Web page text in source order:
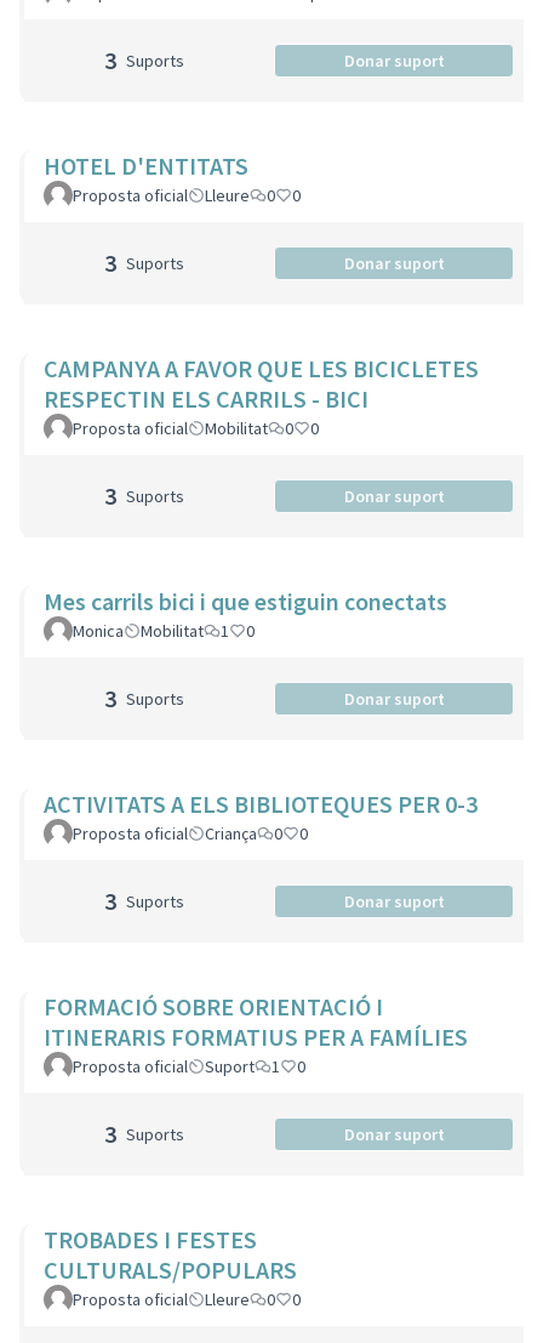
3 Suports Donar suport
HOTEL D'ENTITATS
Proposta oficial Lleure 0 0
3 Suports Donar suport
CAMPANYA A FAVOR QUE LES BICICLETES
RESPECTIN ELS CARRILS - BICI
Proposta oficial Mobilitat 0 0
3 Suports Donar suport
Mes carrils bici i que estiguin conectats
Monica Mobilitat 1 0
3 Suports Donar suport
ACTIVITATS A ELS BIBLIOTEQUES PER 0-3
Proposta oficial Criança 0 0
3 Suports Donar suport
FORMACIÓ SOBRE ORIENTACIÓ I
ITINERARIS FORMATIUS PER A FAMÍLIES
Proposta oficial Suport 1 0
3 Suports Donar suport
TROBADES I FESTES
CULTURALS/POPULARS
Proposta oficial Lleure 0 0